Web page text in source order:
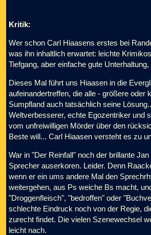
Kritik:
Wer schon Carl Hiaasens erstes bei
was ihn inhaltlich erwartet: leichte
Tiefgang, aber einfache gute
Dieses Mal führt uns Hiaasen in die
aufeinandertreffen, die alle - größere
Sumpfland auch tatsächlich seine
Weltverbesserer, echte Egozentriker und
vom unfreiwilligen Mörder über den
Beste will... Carl Hiaasen versteht es zu
War in "Der Reinfall" noch der brillante
Sprecher auserkoren. Leider. Denn
wenn er ein ums andere Mal den
weitergehen, aus Ps weiche Bs macht,
"Droggenfleisch", "bedroffen" oder
schlechte Eindruck noch von der Regie,
zurecht findet. Die vielen Szenewechsel
leicht nach.